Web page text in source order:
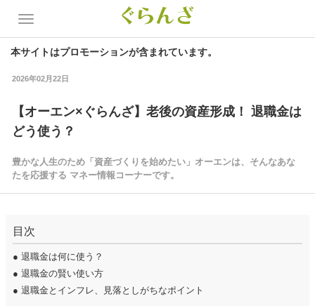
本サイトはプロモーションが含まれています。
2026年02月22日
【オーエン×ぐらんざ】老後の資産形成！ 退職金は
どう使う？
豊かな人生のため「資産づくりを始めたい」オーエンは、そんなあな
たを応援する マネー情報コーナーです。
目次
● 退職金は何に使う？
● 退職金の賢い使い方
● 退職金とインフレ、見落としがちなポイント